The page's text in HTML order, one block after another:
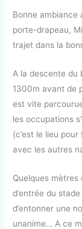
Bonne ambiance
porte-drapeau,
trajet dans la
A la descente du
1300m avant de
est vite
les occupations
(c’est le lieu
avec les autres
Quelques
d’entrée du
d’entonner une
unanime… A ce